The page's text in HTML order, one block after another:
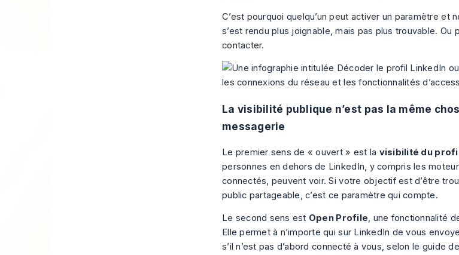
C’est pourquoi quelqu’un peut activer un paramètre et
s’est rendu plus joignable, mais pas plus trouvable. Ou
contacter.
La visibilité publique n’est pas la même
messagerie
Le premier sens de « ouvert » est la visibilité du
personnes en dehors de LinkedIn, y compris les
connectés, peuvent voir. Si votre objectif est d’être
public partageable, c’est ce paramètre qui compte.
Le second sens est Open Profile, une fonctionnalité
Elle permet à n’importe qui sur LinkedIn de vous
s’il n’est pas d’abord connecté à vous, selon le guide